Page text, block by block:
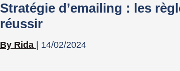
Stratégie d’emailing : les
réussir
Rida 14/02/2024